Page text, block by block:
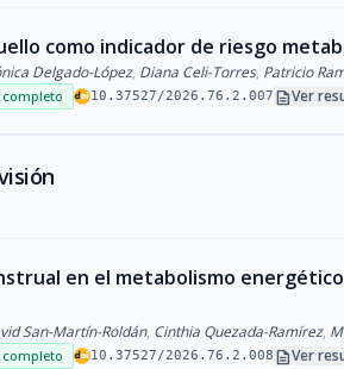
como indicador de riesgo
Delgado-López, Diana Celi-Torres, Patricio
10.37527/2026.76.2.007 descriptionVer
en el metabolismo
San-Martín-Roldán, Cinthia Quezada-Ramírez,
10.37527/2026.76.2.008 descriptionVer